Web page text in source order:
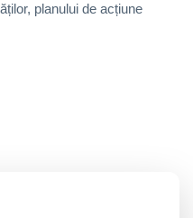
planului de acțiune